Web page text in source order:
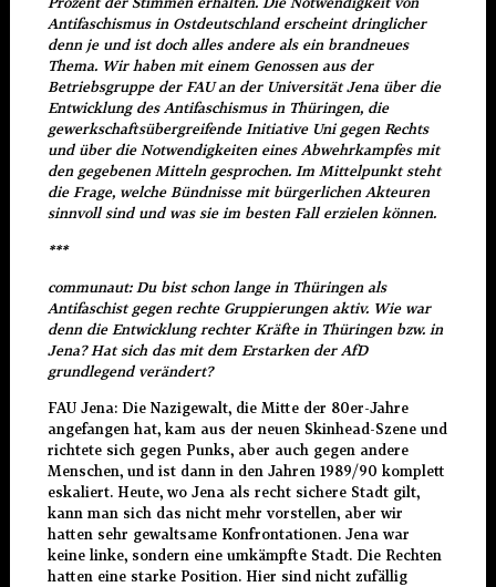
Antifaschismus in Ostdeutschland erscheint dringlicher
denn je und ist doch alles andere als ein brandneues
Thema. Wir haben mit einem Genossen aus der
Betriebsgruppe der FAU an der Universität Jena über die
Entwicklung des Antifaschismus in Thüringen, die
gewerkschaftsübergreifende Initiative Uni gegen Rechts
und über die Notwendigkeiten eines Abwehrkampfes mit
den gegebenen Mitteln gesprochen. Im Mittelpunkt steht
die Frage, welche Bündnisse mit bürgerlichen Akteuren
sinnvoll sind und was sie im besten Fall erzielen können.
***
communaut: Du bist schon lange in Thüringen als
Antifaschist gegen rechte Gruppierungen aktiv. Wie war
denn die Entwicklung rechter Kräfte in Thüringen bzw. in
Jena? Hat sich das mit dem Erstarken der AfD
grundlegend verändert?
FAU Jena: Die Nazigewalt, die Mitte der 80er-Jahre
angefangen hat, kam aus der neuen Skinhead-Szene und
richtete sich gegen Punks, aber auch gegen andere
Menschen, und ist dann in den Jahren 1989/90 komplett
eskaliert. Heute, wo Jena als recht sichere Stadt gilt,
kann man sich das nicht mehr vorstellen, aber wir
hatten sehr gewaltsame Konfrontationen. Jena war
keine linke, sondern eine umkämpfte Stadt. Die Rechten
hatten eine starke Position. Hier sind nicht zufällig